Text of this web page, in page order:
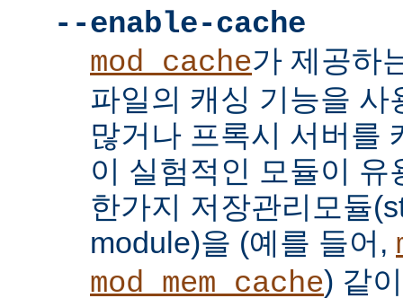
--enable-cache
mod_cache가 제공하
파일의 캐싱 기능을 사
많거나 프록시 서버를
이 실험적인 모듈이
한가지 저장관리모듈
module)을 (예를 들어,
mod_mem_cache) 같